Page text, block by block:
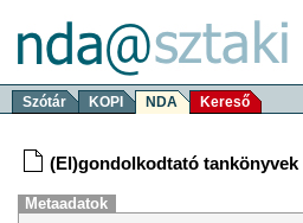
Szótár KOPI NDA Kereső
(El)gondolkodtató tankönyvek
Metaadatok